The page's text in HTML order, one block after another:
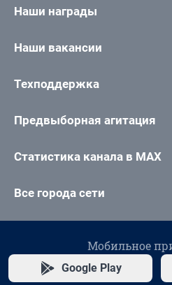
Наши награды
Наши вакансии
Техподдержка
Предвыборная агитация
Статистика канала в MAX
Все города сети
Мобильное
Google Play